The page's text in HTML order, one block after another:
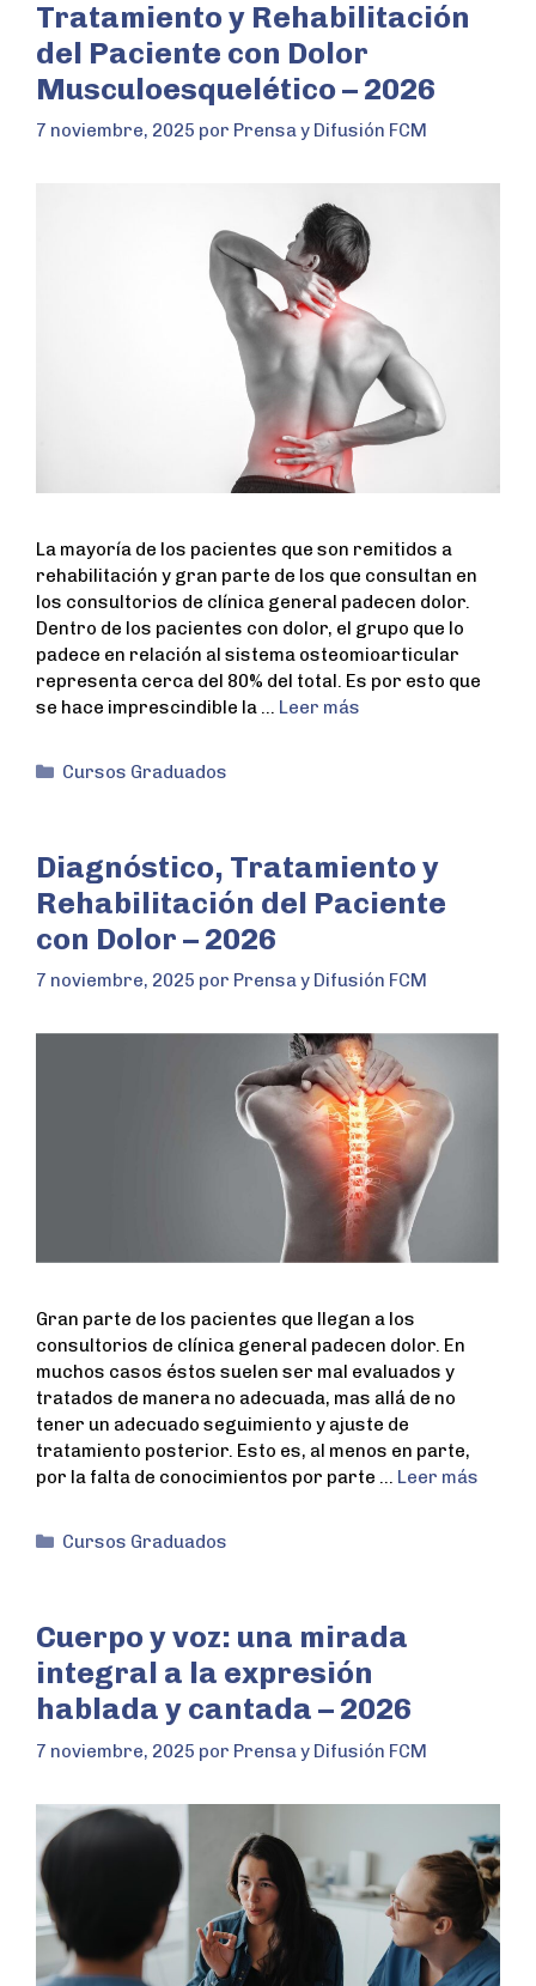
Tratamiento y Rehabilitación
del Paciente con Dolor
Musculoesquelético – 2026
7 noviembre, 2025 por Prensa y Difusión FCM
La mayoría de los pacientes que son remitidos a
rehabilitación y gran parte de los que consultan en
los consultorios de clínica general padecen dolor.
Dentro de los pacientes con dolor, el grupo que lo
padece en relación al sistema osteomioarticular
representa cerca del 80% del total. Es por esto que
se hace imprescindible la … Leer más
Cursos Graduados
Diagnóstico, Tratamiento y
Rehabilitación del Paciente
con Dolor – 2026
7 noviembre, 2025 por Prensa y Difusión FCM
Gran parte de los pacientes que llegan a los
consultorios de clínica general padecen dolor. En
muchos casos éstos suelen ser mal evaluados y
tratados de manera no adecuada, mas allá de no
tener un adecuado seguimiento y ajuste de
tratamiento posterior. Esto es, al menos en parte,
por la falta de conocimientos por parte … Leer más
Cursos Graduados
Cuerpo y voz: una mirada
integral a la expresión
hablada y cantada – 2026
7 noviembre, 2025 por Prensa y Difusión FCM